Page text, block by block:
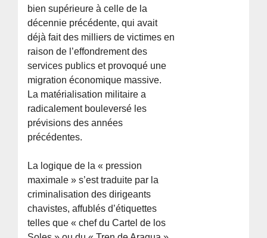
bien supérieure à celle de la
décennie précédente, qui avait
déjà fait des milliers de victimes en
raison de l’effondrement des
services publics et provoqué une
migration économique massive.
La matérialisation militaire a
radicalement bouleversé les
prévisions des années
précédentes.
La logique de la « pression
maximale » s’est traduite par la
criminalisation des dirigeants
chavistes, affublés d’étiquettes
telles que « chef du Cartel de los